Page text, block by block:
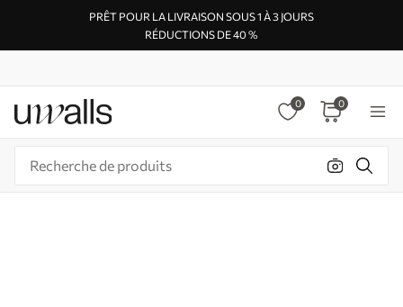
PRÊT POUR LA LIVRAISON SOUS 1 À 3 JOURS
RÉDUCTIONS DE 40 %
0 0